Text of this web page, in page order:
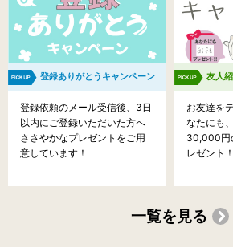
登録ありがとうキャンペーン
登録依頼のメール受信後、3日
以内にご登録いただいた方へ
ささやかなプレゼントをご用
意しています！
友人
お友達を
なたにも
30,000円
レゼント！
一覧を見る